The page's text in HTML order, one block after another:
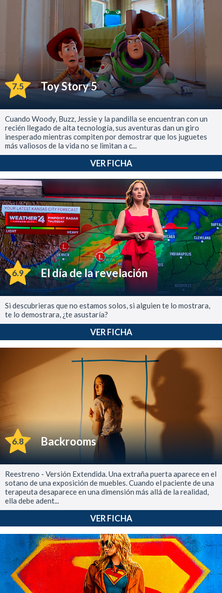
7.5 Toy Story 5
Cuando Woody, Buzz, Jessie y la pandilla se encuentran con un
recién llegado de alta tecnología, sus aventuras dan un giro
inesperado mientras compiten por demostrar que los juguetes
más valiosos de la vida no se limitan a c...
VER FICHA
6.9 El día de la revelación
Si descubrieras que no estamos solos, si alguien te lo mostrara,
te lo demostrara, ¿te asustaría?
VER FICHA
6.8 Backrooms
Reestreno - Versión Extendida. Una extraña puerta aparece en el
sotano de una exposición de muebles. Cuando el paciente de una
terapeuta desaparece en una dimensión más allá de la realidad,
ella debe adent...
VER FICHA